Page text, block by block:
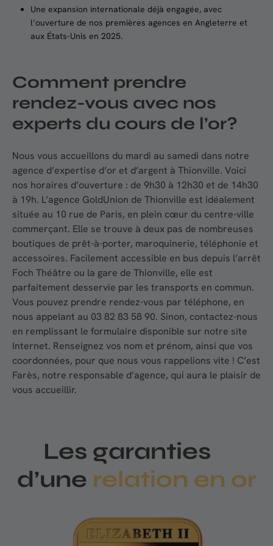
Une expansion internationale déjà engagée, avec
l’ouverture de nos premières agences en Angleterre et
aux États-Unis en 2025.
Comment prendre
rendez-vous avec nos
experts du cours de l’or?
Nous vous accueillons du mardi au samedi dans notre
agence d’expertise d’or et d’argent à Thionville. Voici
nos horaires d’ouverture : de 9h30 à 12h30 et de 14h30
à 19h. L’agence GoldUnion de Thionville est idéalement
située au 10 rue de Paris, en plein cœur du centre-ville
commerçant. Elle se trouve à deux pas de nombreuses
boutiques de prêt-à-porter, maroquinerie, téléphonie et
accessoires. Facilement accessible en bus depuis l’arrêt
Foch Théâtre ou la gare de Thionville, elle est
parfaitement desservie par les transports en commun.
Vous pouvez prendre rendez-vous par téléphone, en
nous appelant au 03 82 83 58 90. Sinon, contactez-nous
en remplissant le formulaire disponible sur notre site
Internet. Renseignez vos nom et prénom, ainsi que vos
coordonnées, pour que nous vous rappelions vite ! C’est
Farès, notre responsable d’agence, qui aura le plaisir de
vous accueillir.
Les garanties
d’une relation en or